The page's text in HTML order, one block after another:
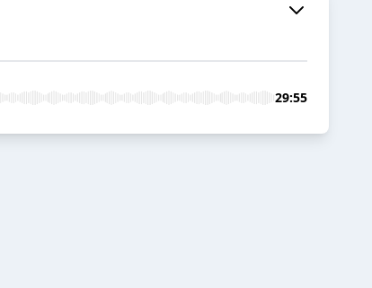
29:55